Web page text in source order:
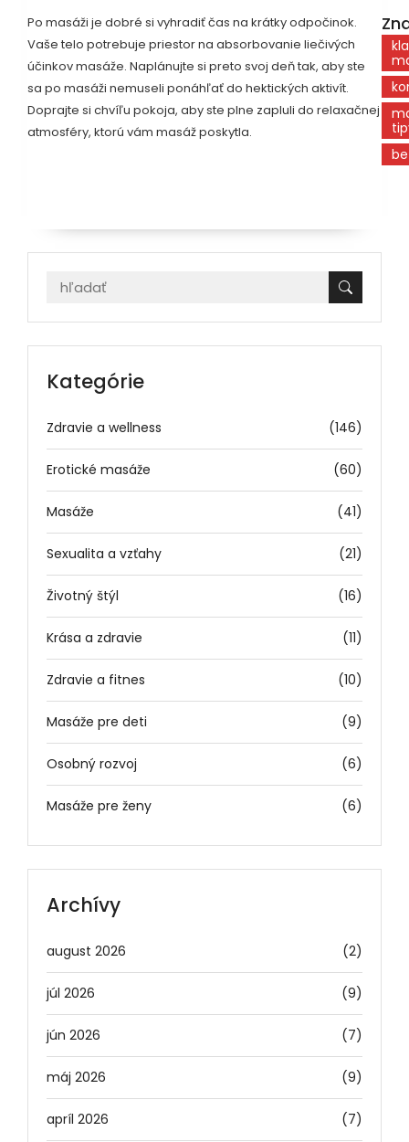
Po masáži je dobré si vyhradiť čas na krátky odpočinok.
Vaše telo potrebuje priestor na absorbovanie liečivých
účinkov masáže. Naplánujte si preto svoj deň tak, aby ste
sa po masáži nemuseli ponáhľať do hektických aktivít.
Doprajte si chvíľu pokoja, aby ste plne zapluli do relaxačnej
atmosféry, ktorú vám masáž poskytla.
Kategórie
Zdravie a wellness (146)
Erotické masáže (60)
Masáže (41)
Sexualita a vzťahy (21)
Životný štýl (16)
Krása a zdravie (11)
Zdravie a fitnes (10)
Masáže pre deti (9)
Osobný rozvoj (6)
Masáže pre ženy (6)
Archívy
august 2026 (2)
júl 2026 (9)
jún 2026 (7)
máj 2026 (9)
apríl 2026 (7)